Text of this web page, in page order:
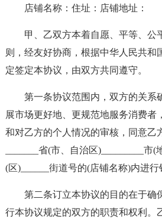
店铺名称：住址：店铺地址：
甲、乙双方本着自愿、平等、公
则，经友好协商，根据中华人民共和
定签定本协议，由双方共同遵守。
第一条协议范围内，双方的关系
展市场更好地、更规范地服务消费者
和对乙方的个人情况的审核，同意乙
_______省(市、自治区)_________市(
(区)______街道号的(店铺名称)内进行
第二条订立本协议的目的在于确
行本协议规定的双方的职责和权利。